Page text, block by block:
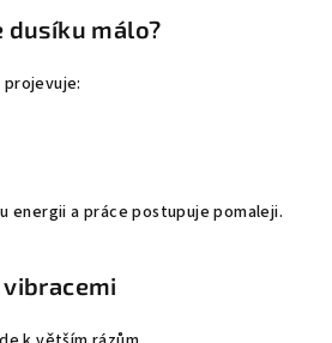
dusíku málo?
energii a práce postupuje pomaleji.